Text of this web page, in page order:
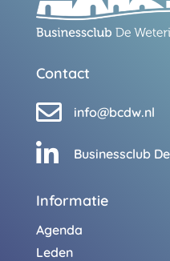
Contact
 info@bcdw.nl
 Businessclub
Informatie
Agenda
Leden